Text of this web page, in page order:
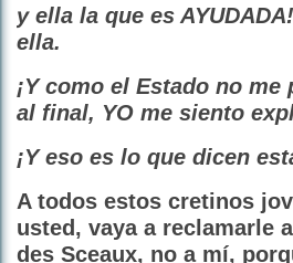
y ella la que es
ella.
¡Y como el Estado no
al final, YO me siento
¡Y eso es lo que dicen
A todos estos cretinos
usted, vaya a reclamarle
des Sceaux, no a mí,